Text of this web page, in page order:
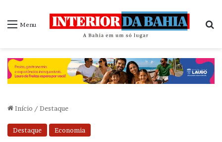
Menu
Início / Destaque
Destaque Economia